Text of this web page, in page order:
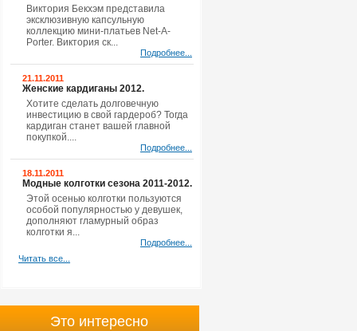
Виктория Бекхэм представила
эксклюзивную капсульную
коллекцию мини-платьев Net-A-
Porter. Виктория ск...
Подробнее...
21.11.2011
Женские кардиганы 2012.
Хотите сделать долговечную
инвестицию в свой гардероб? Тогда
кардиган станет вашей главной
покупкой....
Подробнее...
18.11.2011
Модные колготки сезона 2011-2012.
Этой осенью колготки пользуются
особой популярностью у девушек,
дополняют гламурный образ
колготки я...
Подробнее...
Читать все...
Это интересно